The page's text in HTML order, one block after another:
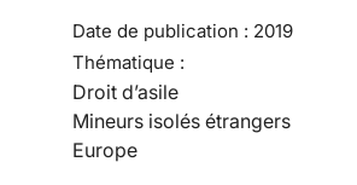
Date de publication : 2019
Thématique :
Droit d’asile
Mineurs isolés étrangers
Europe